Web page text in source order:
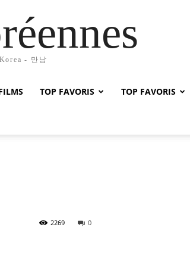
- 만남
TOP FAVORIS TOP FAVORIS
0
2269